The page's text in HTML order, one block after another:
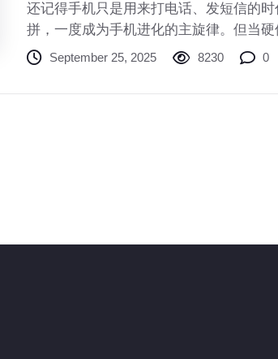
还记得手机只是用来打电话、发短信的
拼，一度成为手机进化的主旋律。但当
下一个战场——**人工智能**。2024年，
September 25, 2025 8230 0